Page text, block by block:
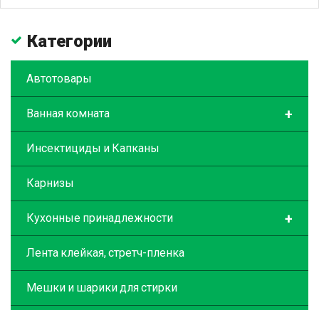
Категории
Автотовары
+
Ванная комната
Инсектициды и Капканы
Карнизы
+
Кухонные принадлежности
Лента клейкая, стретч-пленка
Мешки и шарики для стирки